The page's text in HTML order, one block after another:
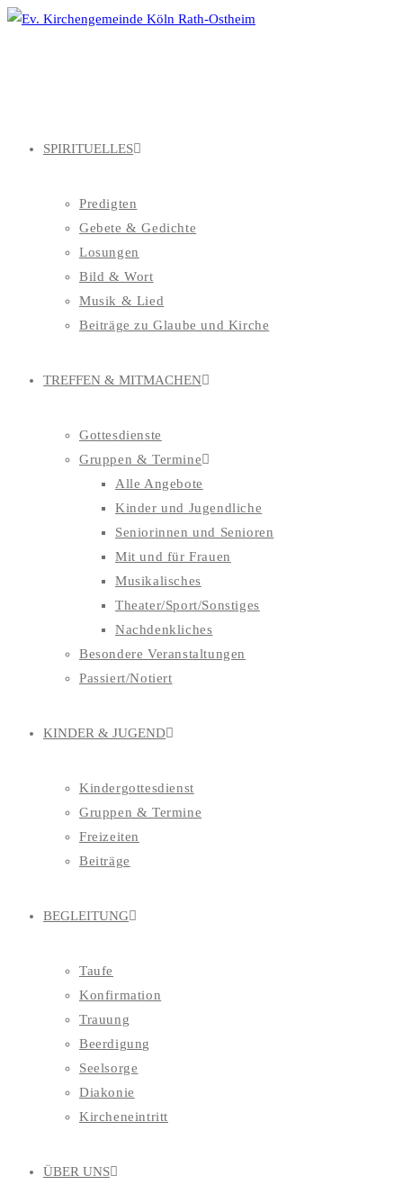
Zum
SPIRITUELLES
Predigten
Gebete & Gedichte
Losungen
Bild & Wort
Musik & Lied
Beiträge zu Glaube und Kirche
TREFFEN & MITMACHEN
Gottesdienste
Gruppen & Termine
Alle Angebote
Kinder und Jugendliche
Seniorinnen und Senioren
Mit und für Frauen
Musikalisches
Theater/Sport/Sonstiges
Nachdenkliches
Besondere Veranstaltungen
Passiert/Notiert
KINDER & JUGEND
Kindergottesdienst
Gruppen & Termine
Freizeiten
Beiträge
BEGLEITUNG
Taufe
Konfirmation
Trauung
Beerdigung
Seelsorge
Diakonie
Kircheneintritt
ÜBER UNS